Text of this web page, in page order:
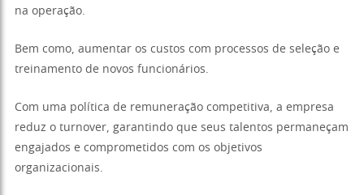
na operação.
Bem como, aumentar os custos com processos de seleção e
treinamento de novos funcionários.
Com uma política de remuneração competitiva, a empresa
reduz o turnover, garantindo que seus talentos permaneçam
engajados e comprometidos com os objetivos
organizacionais.